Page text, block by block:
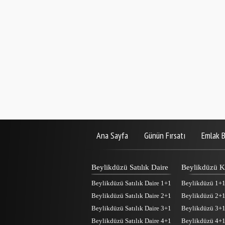
Ana Sayfa Günün Fırsatı Emlak
Beylikdüzü Satılık Daire
Beylikdüzü Satılık Daire 1+1
Beylikdüzü Satılık Daire 2+1
Beylikdüzü Satılık Daire 3+1
Beylikdüzü Satılık Daire 4+1
Beylikdüzü
Beylikdüzü
Beylikdüzü
Beylikdüzü
Beylikdüzü